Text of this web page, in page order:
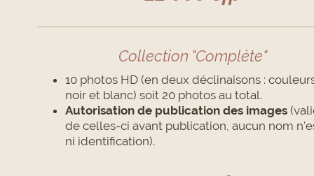
Collection "Complète"
10 photos HD (en deux déclinaisons :
noir et blanc) soit 20 photos au total.
Autorisation de publication des images
de celles-ci avant publication, aucun nom
ni identification).